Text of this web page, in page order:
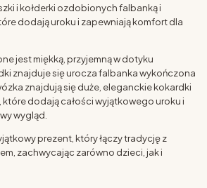
i kołderki ozdobionych falbanką i
dodają uroku i zapewniają komfort dla
jest miękką, przyjemną w dotyku
znajduje się urocza falbanka wykończona
znajdują się duże, eleganckie kokardki
dodają całości wyjątkowego uroku i
wygląd.
prezent, który łączy tradycję z
zachwycając zarówno dzieci, jak i